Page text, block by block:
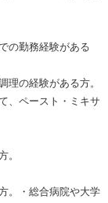
の勤務経験がある
理の経験がある方。
、ペースト・ミキサ
。
。・総合病院や大学